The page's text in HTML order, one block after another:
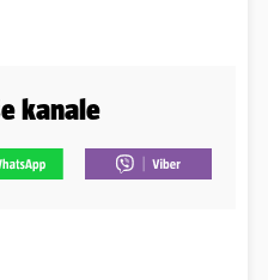
kanale